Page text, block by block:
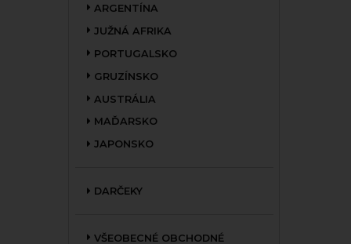
ARGENTÍNA
JUŽNÁ AFRIKA
PORTUGALSKO
GRUZÍNSKO
AUSTRÁLIA
MAĎARSKO
JAPONSKO
DARČEKY
VŠEOBECNÉ OBCHODNÉ